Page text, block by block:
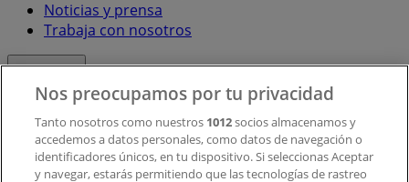
Noticias y prensa
Trabaja con nosotros
Contacto comercial y de marketing
Tienda mal colocada en el mapa
Nos preocupamos por tu privacidad
Tanto nosotros como nuestros 1012socios almacenamos y
accedemos a datos personales, como datos de navegación o
identificadores únicos, en tu dispositivo. Si seleccionas Aceptar
y navegar, estarás permitiendo que las tecnologías de rastreo